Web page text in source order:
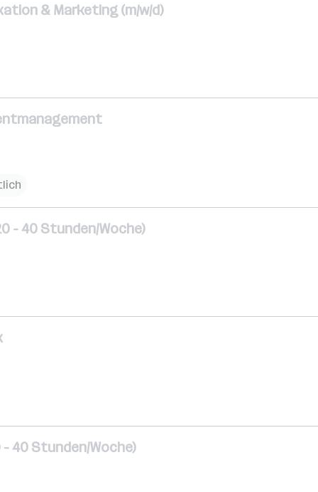
& Marketing (m/w/d)
- 40 Stunden/Woche)
40 Stunden/Woche)